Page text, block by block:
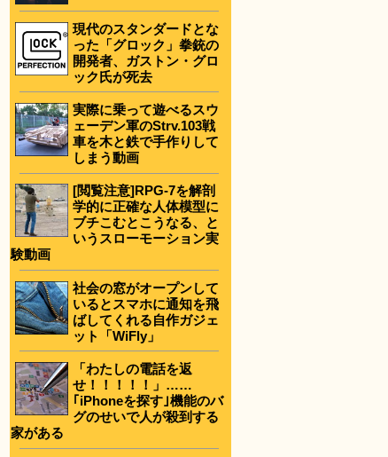
現代のスタンダードとな
った「グロック」拳銃の
開発者、ガストン・グロ
ック氏が死去
実際に乗って遊べるスウ
ェーデン軍のStrv.103戦
車を木と鉄で手作りして
しまう動画
[閲覧注意]RPG-7を解剖
学的に正確な人体模型に
ブチこむとこうなる、と
いうスローモーション実
験動画
社会の窓がオープンして
いるとスマホに通知を飛
ばしてくれる自作ガジェ
ット「WiFly」
「わたしの電話を返
せ！！！！！」……
｢iPhoneを探す｣機能のバ
グのせいで人が殺到する
家がある